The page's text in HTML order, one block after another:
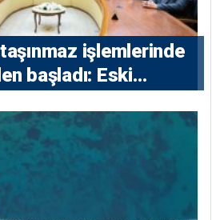
taşınmaz işlemlerinde
başladı: Eski